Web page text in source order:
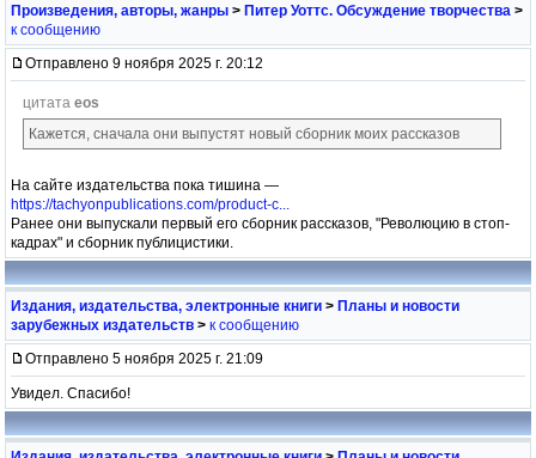
Произведения, авторы, жанры > Питер Уоттс. Обсуждение творчества >
к сообщению
Отправлено 9 ноября 2025 г. 20:12
цитата eos
Кажется, сначала они выпустят новый сборник моих рассказов
На сайте издательства пока тишина —
https://tachyonpublications.com/product-c...
Ранее они выпускали первый его сборник рассказов, "Революцию в стоп-
кадрах" и сборник публицистики.
Издания, издательства, электронные книги > Планы и новости
зарубежных издательств > к сообщению
Отправлено 5 ноября 2025 г. 21:09
Увидел. Спасибо!